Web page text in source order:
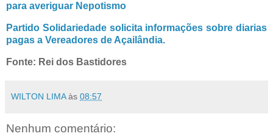
para averiguar Nepotismo
Partido Solidariedade solicita informações sobre diarias
pagas a Vereadores de Açailândia.
Fonte: Rei dos Bastidores
WILTON LIMA às 08:57
Nenhum comentário: